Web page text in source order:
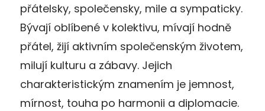
přátelsky, společensky, mile a sympaticky.
Bývají oblíbené v kolektivu, mívají hodně
přátel, žijí aktivním společenským životem,
milují kulturu a zábavy. Jejich
charakteristickým znamením je jemnost,
mírnost, touha po harmonii a diplomacie.